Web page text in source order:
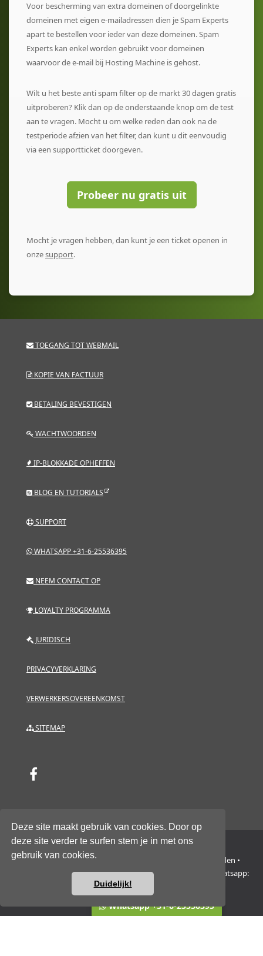
Deze site maakt gebruik van cookies. Door op
deze site verder te surfen stem je in met ons
gebruik van cookies.
Duidelijk!
Voor bescherming van extra domeinen of doorgelinkte
domeinen met eigen e-mailadressen dien je Spam Experts
apart te bestellen voor ieder van deze domeinen. Spam
Experts kan enkel worden gebruikt voor domeinen
waarvoor de e-mail bij Hosting Machine is gehost.
Wilt u het beste anti spam filter op de markt 30 dagen gratis
uitproberen? Klik dan op de onderstaande knop om de test
aan te vragen. Mocht u om welke reden dan ook na de
testperiode afzien van het filter, dan kunt u dit eenvoudig
via een supportticket doorgeven.
Probeer nu gratis uit
Mocht je vragen hebben, dan kunt je een ticket openen in
onzesupport.
TOEGANG TOT WEBMAIL
KOPIE VAN FACTUUR
BETALING BEVESTIGEN
WACHTWOORDEN
IP-BLOKKADE OPHEFFEN
BLOG EN TUTORIALS
SUPPORT
WHATSAPP +31-6-25536395
NEEM CONTACT OP
LOYALTY PROGRAMMA
JURIDISCH
PRIVACYVERKLARING
VERWERKERSOVEREENKOMST
SITEMAP
NH Group Europe B.V. • Trasmolenlaan 12 • 3447 GZ Woerden •
Nederland • KvK 76534014 • BTW/VAT NL860662329B01 • Whatsapp:
+31-6-2553-6395
Vragen of hulp nodig?
Whatsapp +31-6-25536395